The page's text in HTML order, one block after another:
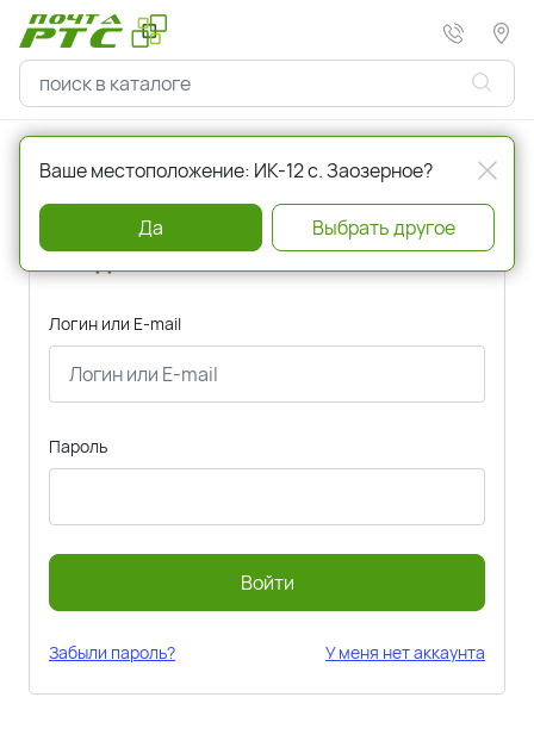
Главная Авторизация
Вход
Логин или E-mail
Пароль
Войти
Забыли пароль? У меня нет аккаунта
Ваше местоположение: ИК-12 с. Заозерное?
Да Выбрать другое